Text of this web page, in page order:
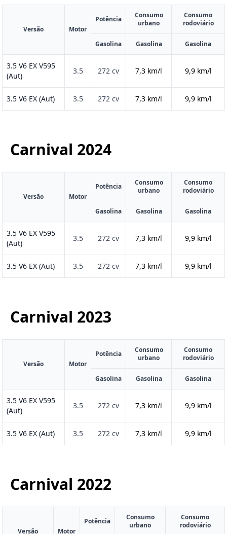
Versão Motor
Potência
Consumo
urbano
Consumo
rodoviário
Gasolina Gasolina Gasolina
3.5 V6 EX V595
(Aut)
3.5 272 cv 7,3 km/l 9,9 km/l
3.5 V6 EX (Aut) 3.5 272 cv 7,3 km/l 9,9 km/l
Carnival 2024
Versão Motor
Potência
Consumo
urbano
Consumo
rodoviário
Gasolina Gasolina Gasolina
3.5 V6 EX V595
(Aut)
3.5 272 cv 7,3 km/l 9,9 km/l
3.5 V6 EX (Aut) 3.5 272 cv 7,3 km/l 9,9 km/l
Carnival 2023
Versão Motor
Potência
Consumo
urbano
Consumo
rodoviário
Gasolina Gasolina Gasolina
3.5 V6 EX V595
(Aut)
3.5 272 cv 7,3 km/l 9,9 km/l
3.5 V6 EX (Aut) 3.5 272 cv 7,3 km/l 9,9 km/l
Carnival 2022
Versão Motor
Potência
Consumo
urbano
Consumo
rodoviário